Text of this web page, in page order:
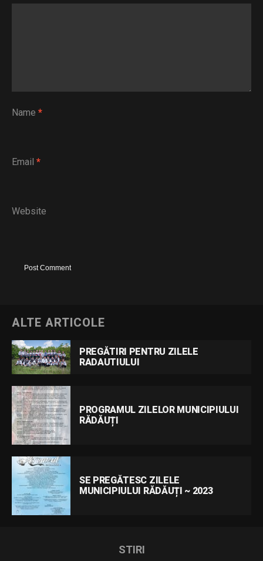
Name *
Email *
Website
ALTE ARTICOLE
PREGĂTIRI PENTRU ZILELE
RADAUTIULUI
PROGRAMUL ZILELOR MUNICIPIULUI
RĂDĂUȚI
SE PREGĂTESC ZILELE
MUNICIPIULUI RĂDĂUȚI ~ 2023
STIRI